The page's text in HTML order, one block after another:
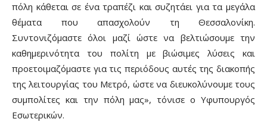
πόλη κάθεται σε ένα τραπέζι και συζητάει για τα μεγάλα
θέματα που απασχολούν τη Θεσσαλονίκη.
Συντονιζόμαστε όλοι μαζί ώστε να βελτιώσουμε την
καθημερινότητα του πολίτη με βιώσιμες λύσεις και
προετοιμαζόμαστε για τις περιόδους αυτές της διακοπής
της λειτουργίας του Μετρό, ώστε να διευκολύνουμε τους
συμπολίτες και την πόλη μας», τόνισε ο Υφυπουργός
Εσωτερικών.